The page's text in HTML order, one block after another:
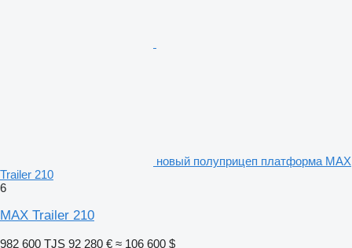
новый полуприцеп платформа MAX
Trailer 210
6
MAX Trailer 210
982 600 TJS 92 280 € ≈ 106 600 $